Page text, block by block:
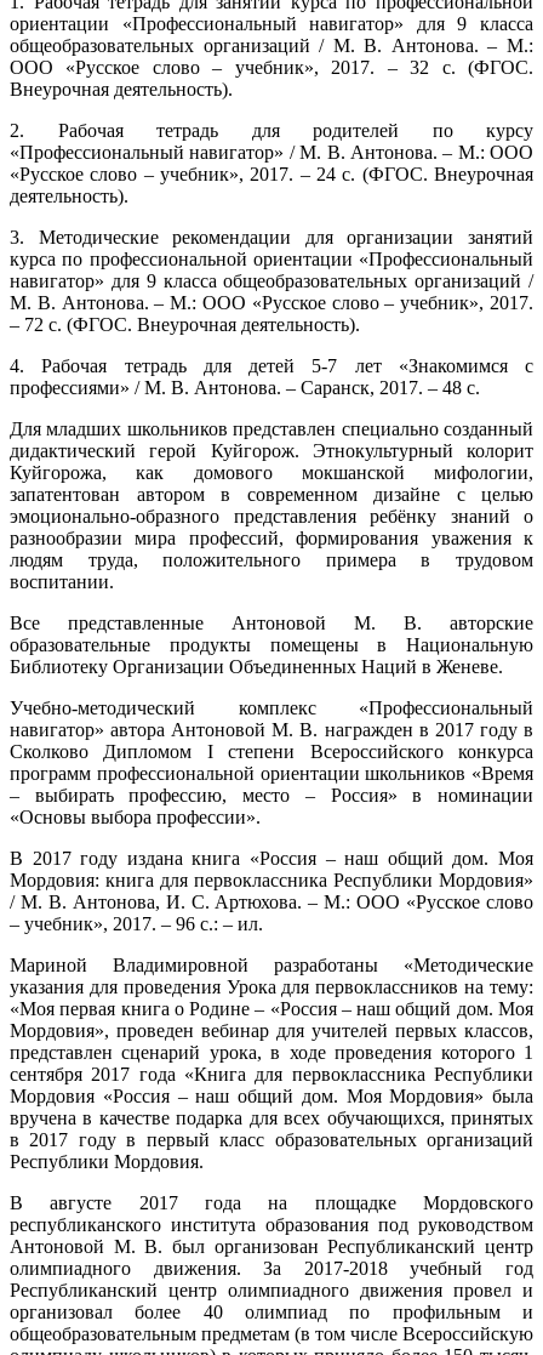
ориентации «Профессиональный навигатор» для 9 класса
общеобразовательных организаций / М. В. Антонова. – М.:
ООО «Русское слово – учебник», 2017. – 32 с. (ФГОС.
Внеурочная деятельность).
2. Рабочая тетрадь для родителей по курсу
«Профессиональный навигатор» / М. В. Антонова. – М.: ООО
«Русское слово – учебник», 2017. – 24 с. (ФГОС. Внеурочная
деятельность).
3. Методические рекомендации для организации занятий
курса по профессиональной ориентации «Профессиональный
навигатор» для 9 класса общеобразовательных организаций /
М. В. Антонова. – М.: ООО «Русское слово – учебник», 2017.
– 72 с. (ФГОС. Внеурочная деятельность).
4. Рабочая тетрадь для детей 5-7 лет «Знакомимся с
профессиями» / М. В. Антонова. – Саранск, 2017. – 48 с.
Для младших школьников представлен специально созданный
дидактический герой Куйгорож. Этнокультурный колорит
Куйгорожа, как домового мокшанской мифологии,
запатентован автором в современном дизайне с целью
эмоционально-образного представления ребёнку знаний о
разнообразии мира профессий, формирования уважения к
людям труда, положительного примера в трудовом
воспитании.
Все представленные Антоновой М. В. авторские
образовательные продукты помещены в Национальную
Библиотеку Организации Объединенных Наций в Женеве.
Учебно-методический комплекс «Профессиональный
навигатор» автора Антоновой М. В. награжден в 2017 году в
Сколково Дипломом I степени Всероссийского конкурса
программ профессиональной ориентации школьников «Время
– выбирать профессию, место – Россия» в номинации
«Основы выбора профессии».
В 2017 году издана книга «Россия – наш общий дом. Моя
Мордовия: книга для первоклассника Республики Мордовия»
/ М. В. Антонова, И. С. Артюхова. – М.: ООО «Русское слово
– учебник», 2017. – 96 с.: – ил.
Мариной Владимировной разработаны «Методические
указания для проведения Урока для первоклассников на тему:
«Моя первая книга о Родине – «Россия – наш общий дом. Моя
Мордовия», проведен вебинар для учителей первых классов,
представлен сценарий урока, в ходе проведения которого 1
сентября 2017 года «Книга для первоклассника Республики
Мордовия «Россия – наш общий дом. Моя Мордовия» была
вручена в качестве подарка для всех обучающихся, принятых
в 2017 году в первый класс образовательных организаций
Республики Мордовия.
В августе 2017 года на площадке Мордовского
республиканского института образования под руководством
Антоновой М. В. был организован Республиканский центр
олимпиадного движения. За 2017-2018 учебный год
Республиканский центр олимпиадного движения провел и
организовал более 40 олимпиад по профильным и
общеобразовательным предметам (в том числе Всероссийскую